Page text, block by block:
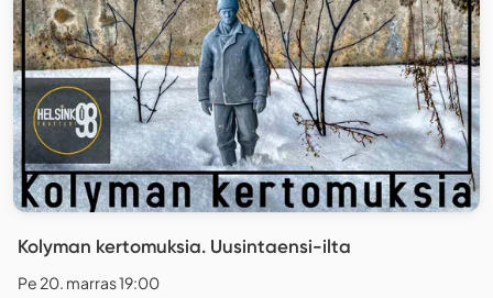
Kolyman kertomuksia. Uusintaensi-ilta
Pe 20. marras 19:00